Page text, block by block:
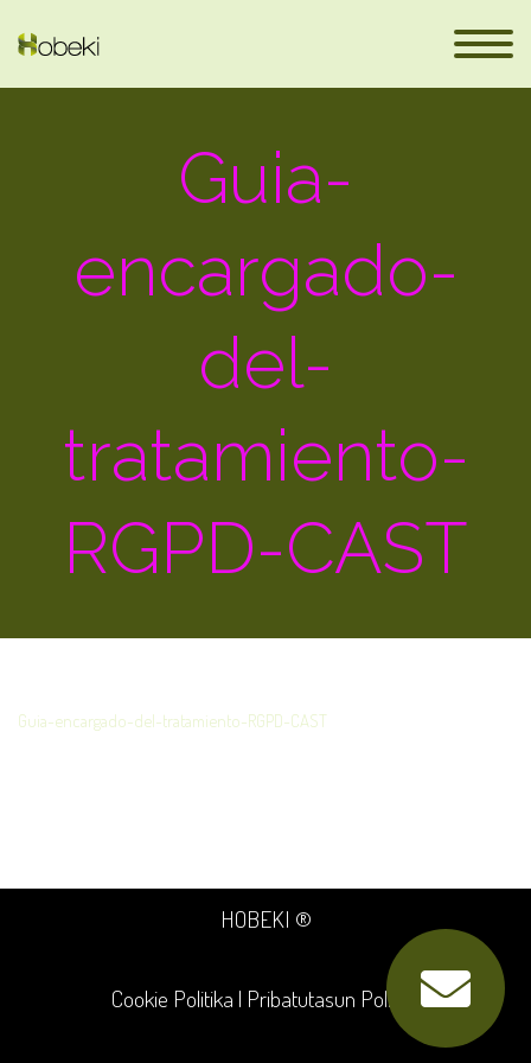
Guia-
encargado-
del-
tratamiento-
RGPD-CAST
Guia-encargado-del-tratamiento-RGPD-CAST
HOBEKI ®
Cookie Politika | Pribatutasun Politika